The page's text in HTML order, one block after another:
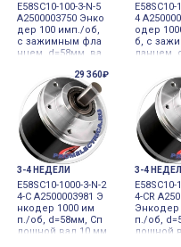
E58SC10-100-3-N-5
A2500003750 Энко
дер 100 имп./об,
с зажимным фла
нцем, d=58мм, ва
рементальный
E58SC10-
4
одер
б, с
ланцем,
B/, Z, Z/
од Line
C 12-
29 360₽
3-4 НЕДЕЛИ
E58SC10-1000-3-N-2
4-C A2500003981 Э
нкодер 1000 им
п./об, d=58мм, Сп
лошной вал 10 мм
3-4
E58SC10-
4-CR
Энкодер
п./об,
лошной